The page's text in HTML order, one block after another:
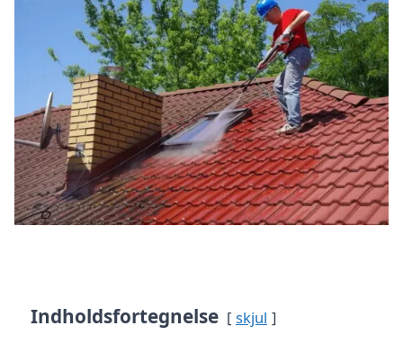
Indholdsfortegnelse skjul